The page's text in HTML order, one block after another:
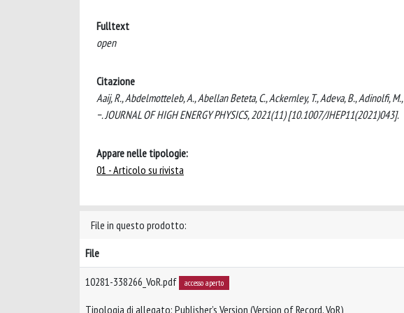
Fulltext
open
Citazione
Aaij, R., Abdelmotteleb, A., Abellan Beteta, C., Ackernley, T., Adeva, B.,
−. JOURNAL OF HIGH ENERGY PHYSICS, 2021(11) [10.1007/JHEP11(2021)043].
Appare nelle tipologie:
01 - Articolo su rivista
File in questo prodotto:
File
10281-338266_VoR.pdf accesso aperto
Tipologia di allegato: Publisher’s Version (Version of Record, VoR)